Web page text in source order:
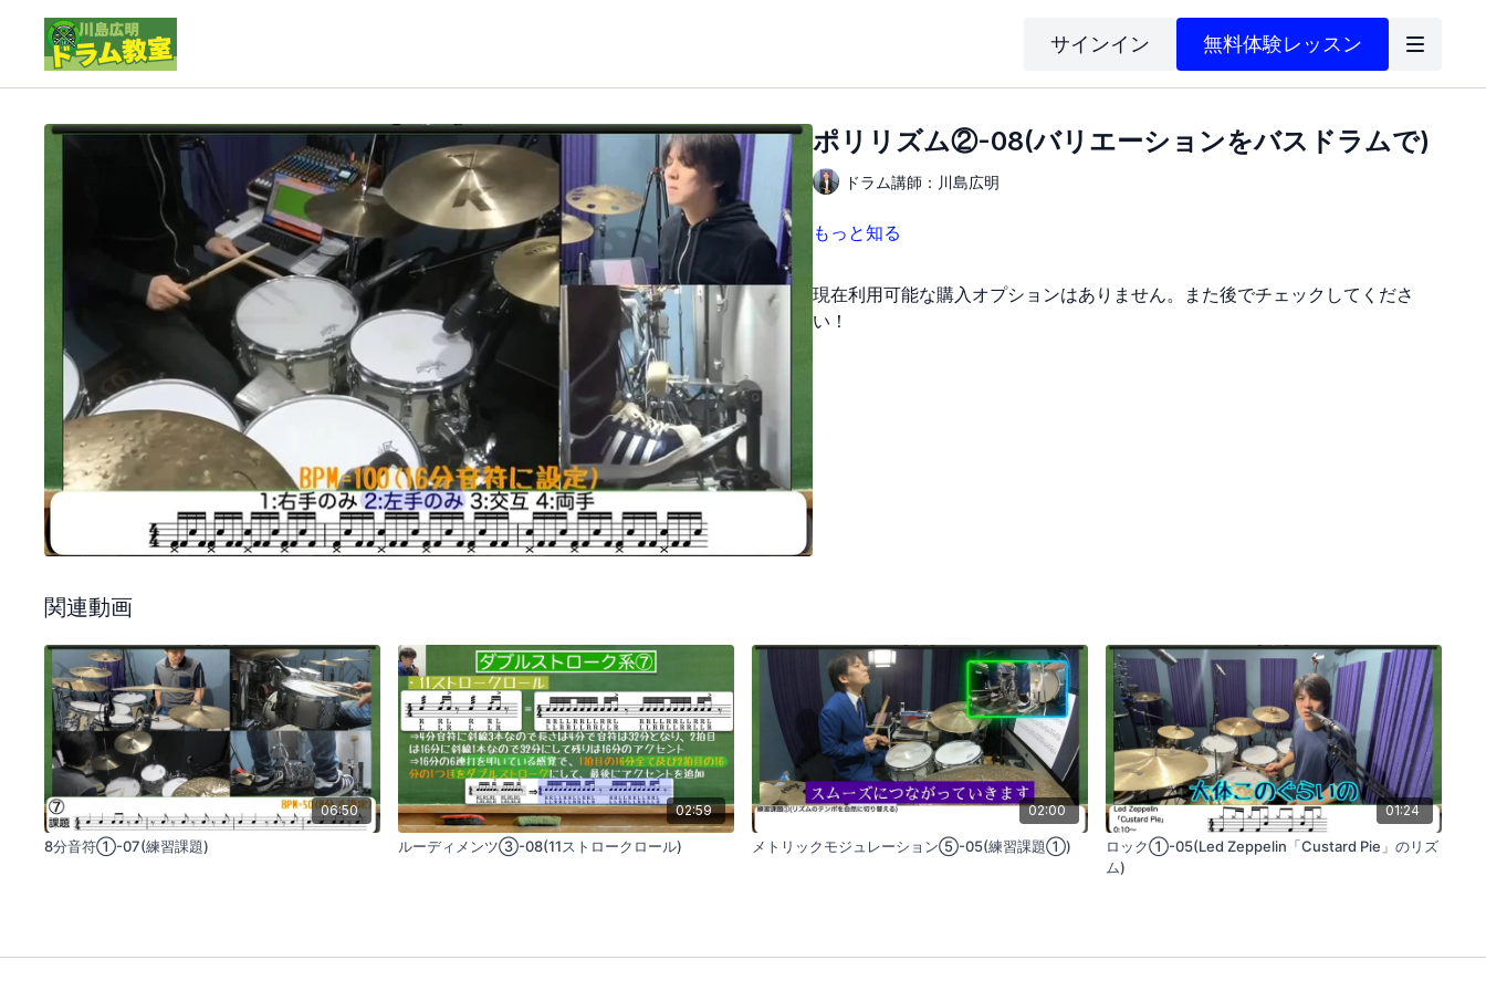
サインイン 無料体験レッスン
ポリリズム②-08(バリエーションをバスドラムで)
ドラム講師：川島広明
もっと知る
現在利用可能な購入オプションはありません。また後でチェックしてくださ
い！
関連動画
06:50
8分音符①-07(練習課題)
02:59
ルーディメンツ③-08(11ストロークロール)
02:00
メトリックモジュレーション⑤-05(練習課題①)
01:24
ロック①-05(Led Zeppelin「Custard Pie」のリズ
ム)